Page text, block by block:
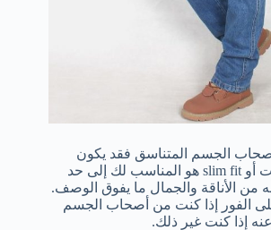
الجسم المتناسق فقد يكون
الجينز السليم فيت أو slim fit هو المناسب لك إلى حد
من الأناقة والجمال ما يفوق الوصف.
على الفور إذا كنت من أصحاب الجسم
عنه إذا كنت غير ذلك.